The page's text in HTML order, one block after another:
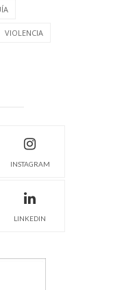
VIOLENCIA
INSTAGRAM
LINKEDIN